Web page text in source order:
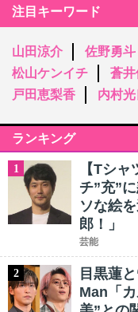
注目キーワード
山田涼介 佐野勇斗
松山ケンイチ
蒼井
戸田恵梨香
内村光
ランキング
1
【Tシ
チ”充”
ソな絵
郎！」
芸能
2
目黒蓮
Man「